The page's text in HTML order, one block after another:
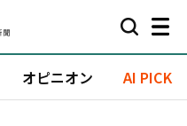
オピニオン AI PICK